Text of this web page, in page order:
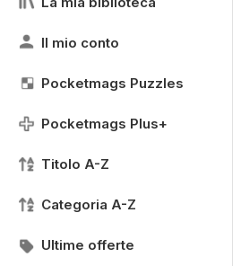
Il mio conto
Pocketmags Puzzles
Pocketmags Plus+
Titolo A-Z
Categoria A-Z
Ultime offerte